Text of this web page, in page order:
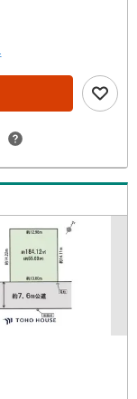
建築条件なし！お好
隣地との距離が広
です♪野田市のマ
にご相談！◆毎日
など、最新情報を毎
のご相談～お引渡
なので、お問い合
お家を一緒に探しま